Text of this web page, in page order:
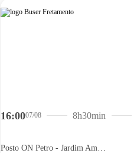
16:0007/08 8h30min